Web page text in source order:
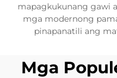
mapagkukunang gawi
mga modernong
pinapanatili ang
Mga